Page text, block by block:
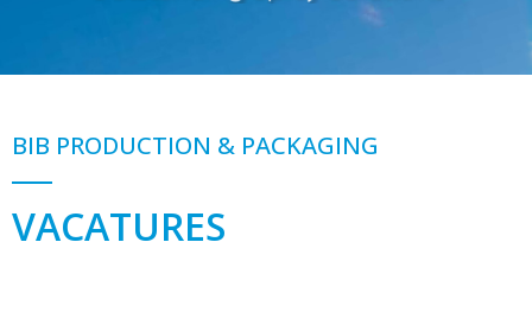
BIB PRODUCTION & PACKAGING
VACATURES